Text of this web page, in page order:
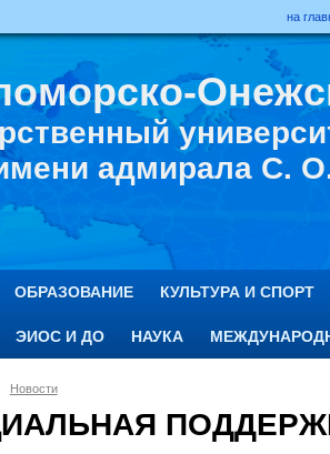
на
адмирала С.
ОБРАЗОВАНИЕ КУЛЬТУРА И СПОРТ
ЭИОС И ДО НАУКА
Новости